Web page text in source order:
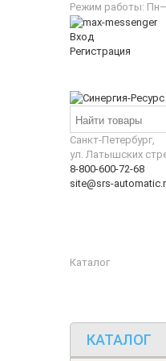
Режим работы:
Вход
Регистрация
Санкт-Петербург,
ул. Латышских
8-800-600-72-68
site@srs-
Каталог
КАТАЛОГ